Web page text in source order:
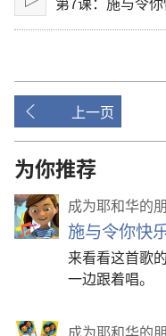
片
播
放
上一页
为你推荐
成为耶和华
施与令你快
来看看这首歌
一边跟着唱。
成为耶和华